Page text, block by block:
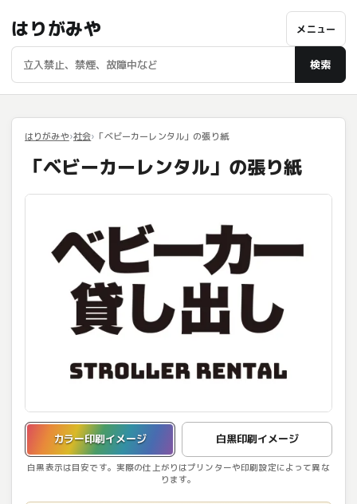
はりがみや
検索
メニュー
はりがみや 社会 「ベビーカーレンタル」の張り紙
「ベビーカーレンタル」の張り紙
カラー印刷イメージ 白黒印刷イメージ
白黒表示は目安です。実際の仕上がりはプリンターや印刷設定によって異な
ります。
カラー印刷イメージを表示しています。